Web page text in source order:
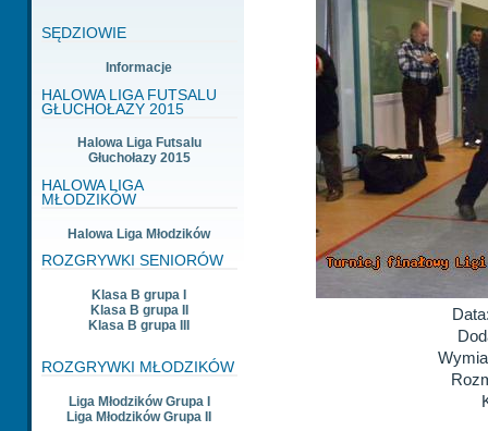
SĘDZIOWIE
Informacje
HALOWA LIGA FUTSALU
GŁUCHOŁAZY 2015
Halowa Liga Futsalu
Głuchołazy 2015
HALOWA LIGA
MŁODZIKÓW
Halowa Liga Młodzików
ROZGRYWKI SENIORÓW
Klasa B grupa I
Klasa B grupa II
Klasa B grupa III
ROZGRYWKI MŁODZIKÓW
Liga Młodzików Grupa I
Liga Młodzików Grupa II